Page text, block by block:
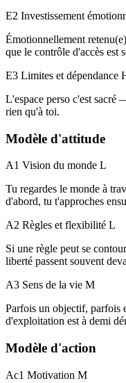
E2 Investissement
Émotionnellement
que le contrôle d'accès est
E3 Limites et dépendance
L'espace perso c'est sacré
rien qu'à toi.
Modèle d'attitude
A1 Vision du monde L
Tu regardes le monde à
d'abord, tu t'approches
A2 Règles et flexibilité L
Si une règle peut se
liberté passent souvent
A3 Sens de la vie M
Parfois un objectif, parfois
d'exploitation est à demi
Modèle d'action
Ac1 Motivation M